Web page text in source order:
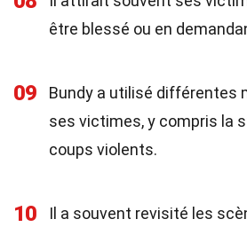
être blessé ou en
09
Bundy a utilisé différentes
ses victimes, y compris la
coups violents.
10
Il a souvent revisité les